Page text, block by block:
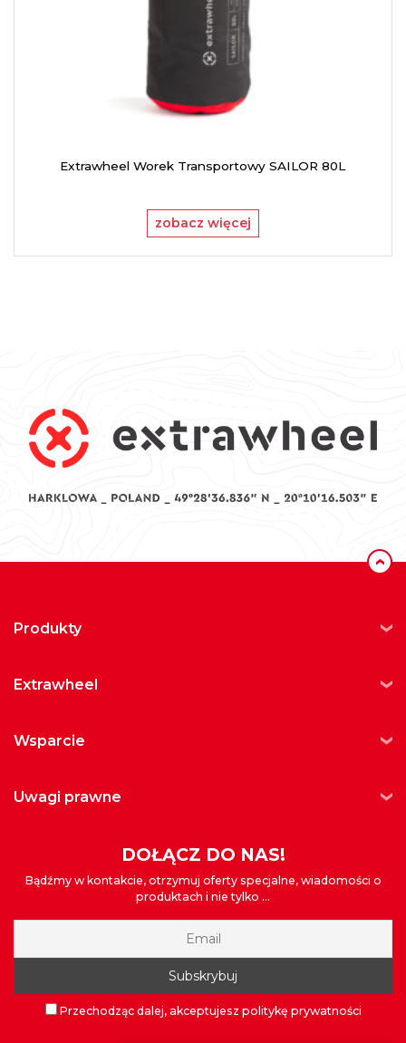
Extrawheel Worek Transportowy SAILOR 80L
zobacz więcej
‹
produkty
extrawheel
wsparcie
uwagi prawne
DOŁĄCZ DO NAS!
Bądźmy w kontakcie, otrzymuj oferty specjalne, wiadomości o
produktach i nie tylko ...
Przechodząc dalej, akceptujesz politykę prywatności